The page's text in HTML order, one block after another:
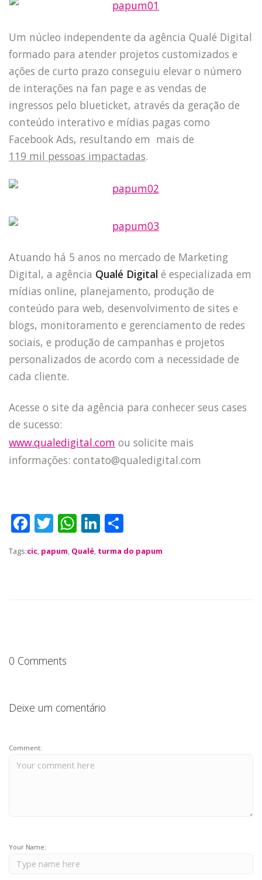
HOME
JOBS
BLOG
Um núcleo independente da agência Qualé Digital
formado para atender projetos customizados e
ações de curto prazo conseguiu elevar o número
de interações na fan page e as vendas de
ingressos pelo blueticket, através da geração de
conteúdo interativo e mídias pagas como
Facebook Ads, resultando em mais de
119 mil pessoas impactadas.
Atuando há 5 anos no mercado de Marketing
Digital, a agência Qualé Digital é especializada em
mídias online, planejamento, produção de
conteúdo para web, desenvolvimento de sites e
blogs, monitoramento e gerenciamento de redes
sociais, e produção de campanhas e projetos
personalizados de acordo com a necessidade de
cada cliente.
Acesse o site da agência para conhecer seus cases
de sucesso:
www.qualedigital.com ou solicite mais
informações: contato@qualedigital.com
F
a
c
k
T
it
W
h
a
Li
k
h
a
Tags:cic papum Qualé turma do papum
0 Comments
Deixe um comentário
Comment:
Your Name: